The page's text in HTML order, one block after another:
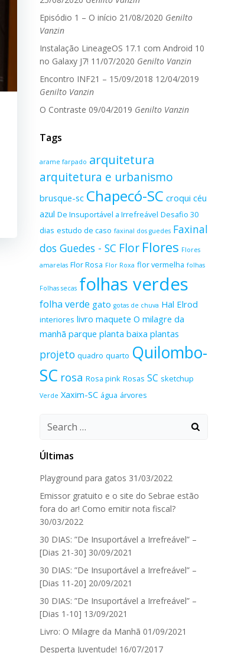
Episódio 1 – O início 21/08/2020 Genilto
Vanzin
Instalação LineageOS 17.1 com Android 10
no Galaxy J7! 11/07/2020 Genilto Vanzin
Encontro INF21 – 15/09/2018 12/04/2019
Genilto Vanzin
O Contraste 09/04/2019 Genilto Vanzin
Tags
arame farpado arquitetura
arquitetura e urbanismo
brusque-sc Chapecó-SC croqui céu
azul De Insuportável a Irrefreável Desafio 30
dias estudo de caso faxinal dos guedes Faxinal
dos Guedes - SC Flor Flores Flores
amarelas Flor Rosa Flor Roxa flor vermelha folhas
Folhas secas folhas verdes
folha verde gato gotas de chuva Hal Elrod
interiores livro maquete O milagre da
manhã parque planta baixa plantas
projeto quadro quarto Quilombo-
SC rosa Rosa pink Rosas SC sketchup
Verde Xaxim-SC água árvores
Search
Últimas
Playground para gatos 31/03/2022
Emissor gratuito e o site do Sebrae estão
fora do ar! Como emitir nota fiscal?
30/03/2022
30 DIAS: ”De Insuportável a Irrefreável” –
[Dias 21-30] 30/09/2021
30 DIAS: ”De Insuportável a Irrefreável” –
[Dias 11-20] 20/09/2021
30 DIAS: ”De Insuportável a Irrefreável” –
[Dias 1-10] 13/09/2021
Livro: O Milagre da Manhã 01/09/2021
Desperta Juventude! 16/07/2017